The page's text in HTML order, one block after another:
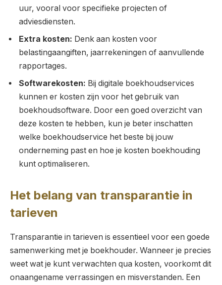
uur, vooral voor specifieke projecten of
adviesdiensten.
Extra kosten: Denk aan kosten voor
belastingaangiften, jaarrekeningen of aanvullende
rapportages.
Softwarekosten: Bij digitale boekhoudservices
kunnen er kosten zijn voor het gebruik van
boekhoudsoftware. Door een goed overzicht van
deze kosten te hebben, kun je beter inschatten
welke boekhoudservice het beste bij jouw
onderneming past en hoe je kosten boekhouding
kunt optimaliseren.
Het belang van transparantie in
tarieven
Transparantie in tarieven is essentieel voor een goede
samenwerking met je boekhouder. Wanneer je precies
weet wat je kunt verwachten qua kosten, voorkomt dit
onaangename verrassingen en misverstanden. Een